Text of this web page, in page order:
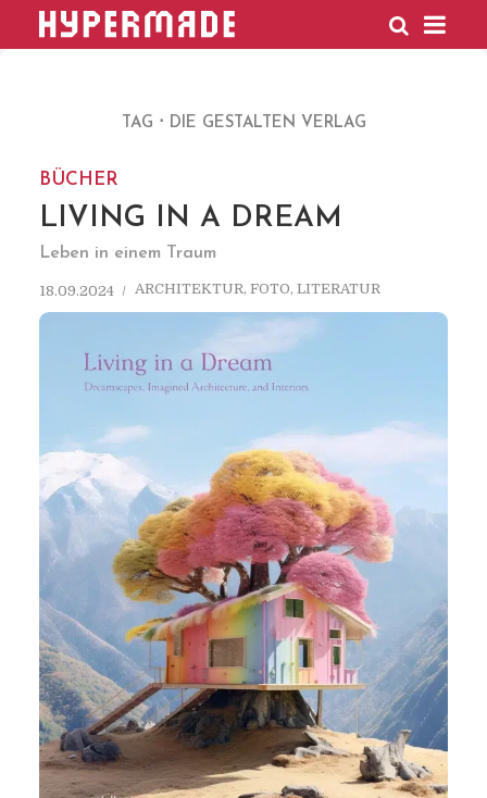
HYPERMADE
TAG DIE GESTALTEN VERLAG
BÜCHER
LIVING IN A DREAM
Leben in einem Traum
18.09.2024 ARCHITEKTUR, FOTO, LITERATUR